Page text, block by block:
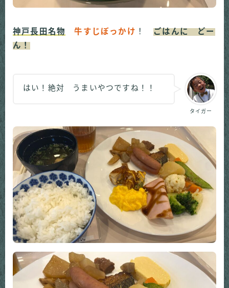
神戸長田名物 牛すじぼっかけ ！
ごはんに どー
ん！
タイガー
はい！絶対 うまいやつですね！！